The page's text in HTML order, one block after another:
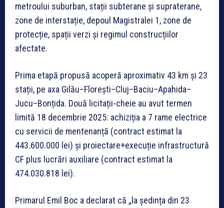
metroului suburban, stații subterane și supraterane,
zone de interstație, depoul Magistralei 1, zone de
protecție, spații verzi și regimul construcțiilor
afectate.
Prima etapă propusă acoperă aproximativ 43 km şi 23
stații, pe axa Gilău–Florești–Cluj–Baciu–Apahida–
Jucu–Bonțida. Două licitații-cheie au avut termen
limită 18 decembrie 2025: achiziția a 7 rame electrice
cu servicii de mentenanță (contract estimat la
443.600.000 lei) și proiectare+execuție infrastructură
CF plus lucrări auxiliare (contract estimat la
474.030.818 lei).
Primarul Emil Boc a declarat că „la ședința din 23